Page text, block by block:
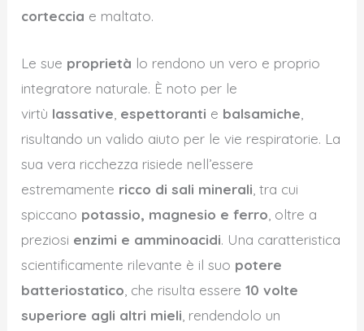
corteccia e maltato.
Le sue proprietà lo rendono un vero e proprio
integratore naturale. È noto per le
virtù lassative espettoranti e balsamiche
risultando un valido aiuto per le vie respiratorie. La
sua vera ricchezza risiede nell’essere
estremamente ricco di sali minerali , tra cui
spiccano potassio, magnesio e ferro , oltre a
preziosi enzimi e amminoacidi. Una caratteristica
scientificamente rilevante è il suo potere
batteriostatico , che risulta essere10 volte
superiore agli altri mieli , rendendolo un